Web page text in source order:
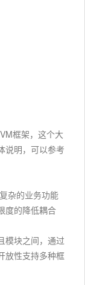
框架，这个大
说明，可以参考
杂的业务功能
度的降低耦合
模块之间，通过
放性支持多种框